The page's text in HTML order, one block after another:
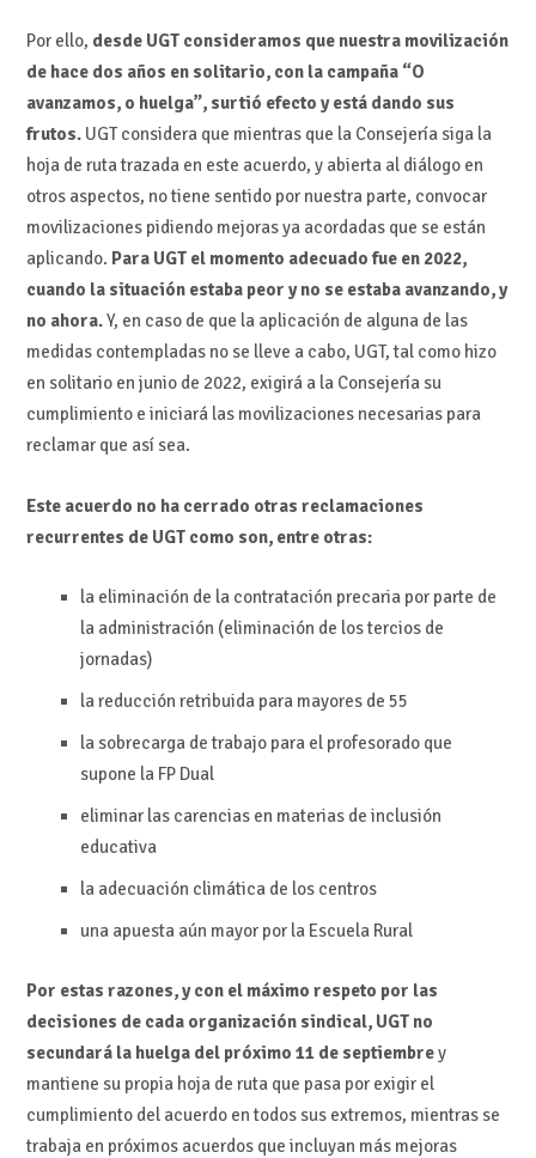
Por ello, desde UGT consideramos que nuestra movilización
de hace dos años en solitario, con la campaña “O
avanzamos, o huelga”, surtió efecto y está dando sus
frutos.UGT considera que mientras que la Consejería siga la
hoja de ruta trazada en este acuerdo, y abierta al diálogo en
otros aspectos, no tiene sentido por nuestra parte, convocar
movilizaciones pidiendo mejoras ya acordadas que se están
aplicando. Para UGT el momento adecuado fue en 2022,
cuando la situación estaba peor y no se estaba avanzando, y
no ahora.Y, en caso de que la aplicación de alguna de las
medidas contempladas no se lleve a cabo, UGT, tal como hizo
en solitario en junio de 2022, exigirá a la Consejería su
cumplimiento e iniciará las movilizaciones necesarias para
reclamar que así sea.
Este acuerdo no ha cerrado otras reclamaciones
recurrentes de UGT como son, entre otras:
la eliminación de la contratación precaria por parte de
la administración (eliminación de los tercios de
jornadas)
la reducción retribuida para mayores de 55
la sobrecarga de trabajo para el profesorado que
supone la FP Dual
eliminar las carencias en materias de inclusión
educativa
la adecuación climática de los centros
una apuesta aún mayor por la Escuela Rural
Por estas razones, y con el máximo respeto por las
decisiones de cada organización sindical, UGT no
secundará la huelga del próximo 11 de septiembrey
mantiene su propia hoja de ruta que pasa por exigir el
cumplimiento del acuerdo en todos sus extremos, mientras se
trabaja en próximos acuerdos que incluyan más mejoras